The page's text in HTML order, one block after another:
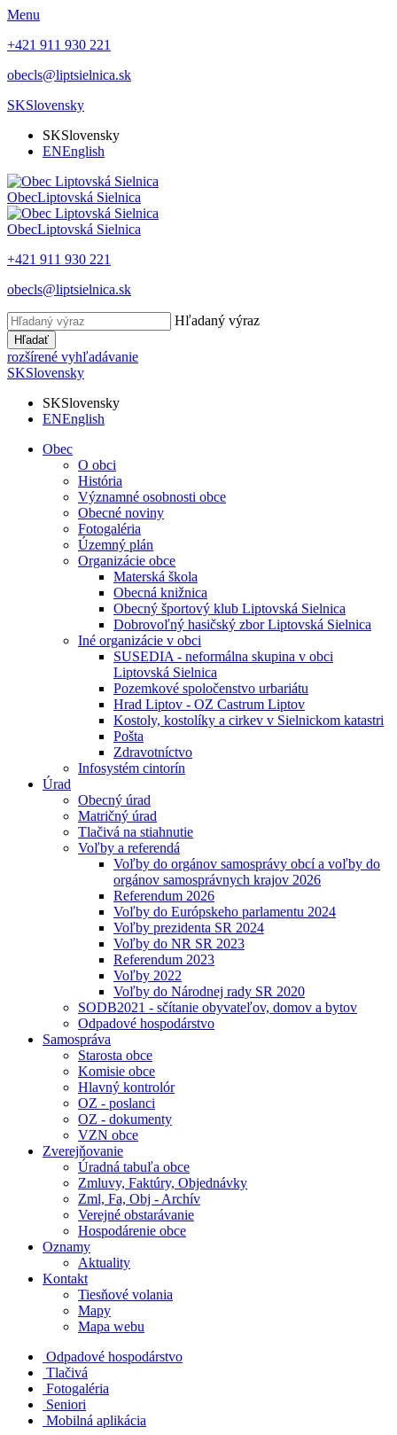
Menu
+421 911 930 221
obecls@liptsielnica.sk
SKSlovensky
SKSlovensky
ENEnglish
ObecLiptovská Sielnica
ObecLiptovská Sielnica
+421 911 930 221
obecls@liptsielnica.sk
Hľadaný výraz
Hľadať
rozšírené vyhľadávanie
SKSlovensky
SKSlovensky
ENEnglish
Obec
O obci
História
Významné osobnosti obce
Obecné noviny
Fotogaléria
Územný plán
Organizácie obce
Materská škola
Obecná knižnica
Obecný športový klub Liptovská Sielnica
Dobrovoľný hasičský zbor Liptovská Sielnica
Iné organizácie v obci
SUSEDIA - neformálna skupina v obci
Liptovská Sielnica
Pozemkové spoločenstvo urbariátu
Hrad Liptov - OZ Castrum Liptov
Kostoly, kostolíky a cirkev v Sielnickom katastri
Pošta
Zdravotníctvo
Infosystém cintorín
Úrad
Obecný úrad
Matričný úrad
Tlačivá na stiahnutie
Voľby a referendá
Voľby do orgánov samosprávy obcí a voľby do
orgánov samosprávnych krajov 2026
Referendum 2026
Voľby do Európskeho parlamentu 2024
Voľby prezidenta SR 2024
Voľby do NR SR 2023
Referendum 2023
Voľby 2022
Voľby do Národnej rady SR 2020
SODB2021 - sčítanie obyvateľov, domov a bytov
Odpadové hospodárstvo
Samospráva
Starosta obce
Komisie obce
Hlavný kontrolór
OZ - poslanci
OZ - dokumenty
VZN obce
Zverejňovanie
Úradná tabuľa obce
Zmluvy, Faktúry, Objednávky
Zml, Fa, Obj - Archív
Verejné obstarávanie
Hospodárenie obce
Oznamy
Aktuality
Kontakt
Tiesňové volania
Mapy
Mapa webu
Odpadové hospodárstvo
Tlačivá
Fotogaléria
Seniori
Mobilná aplikácia